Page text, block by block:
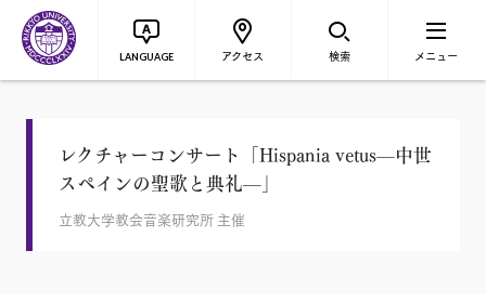
LANGUAGE アクセス 検索 メニュー
レクチャーコンサート「Hispania vetus—中世
スペインの聖歌と典礼—」
立教大学教会音楽研究所 主催